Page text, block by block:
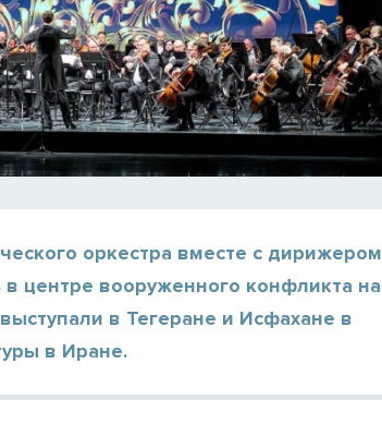
оркестра вместе с дирижером
центре вооруженного конфликта на
в Тегеране и Исфахане в
в Иране.